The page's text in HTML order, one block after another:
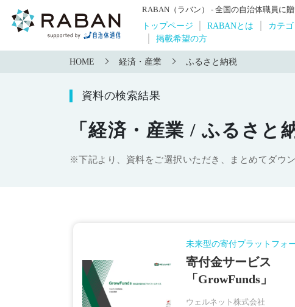
RABAN（ラバン） - 全国の自治体職員に
トップページ RABANとは カテ
掲載希望の方
HOME 経済・産業 ふるさと納税
資料の検索結果
「経済・産業 / ふるさと
※下記より、資料をご選択いただき、まとめてダウン
未来型の寄付プラットフォ
寄付金サービス
「GrowFunds」
ウェルネット株式会社